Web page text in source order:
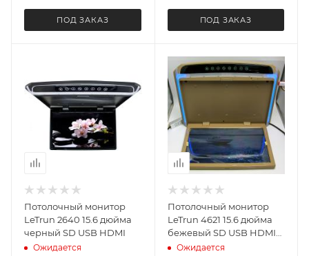
ПОД ЗАКАЗ ПОД ЗАКАЗ
Потолочный монитор
LeTrun 2640 15.6 дюйма
черный SD USB HDMI
Ожидается
Потолочный монитор
LeTrun 4621 15.6 дюйма
бежевый SD USB HDMI
++Ожидается